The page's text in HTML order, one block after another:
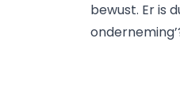
bewust. Er is